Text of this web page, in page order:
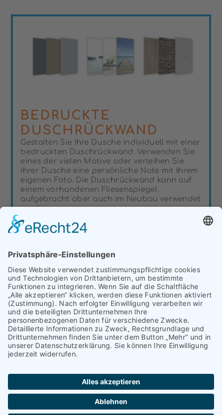
BEDRUCKTE
DUSCHRÜCKWAND
Gestalten Sie Ihre Dusche individuell mit einer
bedruckten Duschrückwand. Verwenden Sie
eines der vielen Motive oder verleihen Sie
Ihrer Dusche eine persönliche Note mit Ihrem
eigenen Foto. Die Duschrückwand kann auf
einem vorhandenen Fliesenspiegel
aufgebracht aber auch im Neubau verwendet
werden.
Mehr zum Thema erfahren
KONTAKT & ANFAHRT
IMPRESSUM
DATENSCHUTZERKLÄRUNG